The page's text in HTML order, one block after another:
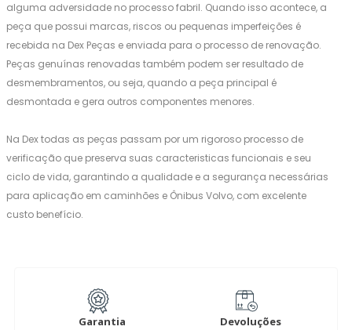
alguma adversidade no processo fabril. Quando isso acontece, a
peça que possui marcas, riscos ou pequenas imperfeições é
recebida na Dex Peças e enviada para o processo de renovação.
Peças genuínas renovadas também podem ser resultado de
desmembramentos, ou seja, quando a peça principal é
desmontada e gera outros componentes menores.
Na Dex todas as peças passam por um rigoroso processo de
verificação que preserva suas caracteristicas funcionais e seu
ciclo de vida, garantindo a qualidade e a segurança necessárias
para aplicação em caminhões e Ônibus Volvo, com excelente
custo benefício.
Garantia
Devoluções